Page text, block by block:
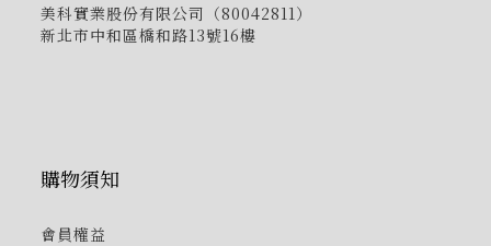
美科實業股份有限公司（80042811）
新北市中和區橋和路13號16樓
購物須知
會員權益